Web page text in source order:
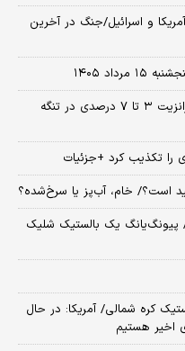
و اسرائیل/جنگ در آخرین
۱۴۰۵
رویترز: ایران و عمان برای تعیین تعرفه ترانزیت ۳ تا ۷ درصدی در تنگه
را تکذیب کرد +جزئیات
است؟/ خام، آب‌پز یا سرخ‌شده؟
یک بالستیک شلیک
کره شمالی/ آمریکا: در حال
اخیر هستیم